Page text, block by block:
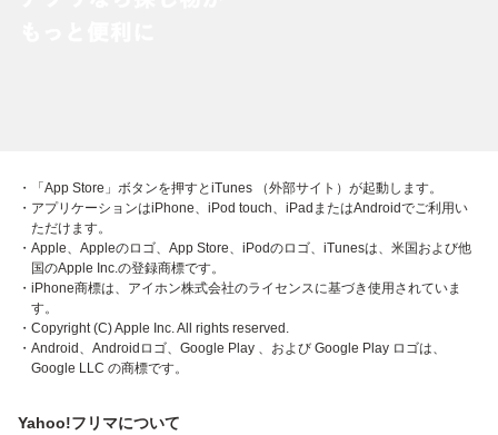
・「App Store」ボタンを押すとiTunes （外部サイト）が起動します。
・アプリケーションはiPhone、iPod touch、iPadまたはAndroidでご利用い
ただけます。
・Apple、Appleのロゴ、App Store、iPodのロゴ、iTunesは、米国および他
国のApple Inc.の登録商標です。
・iPhone商標は、アイホン株式会社のライセンスに基づき使用されていま
す。
・Copyright (C) Apple Inc. All rights reserved.
・Android、Androidロゴ、Google Play 、および Google Play ロゴは、
Google LLC の商標です。
Yahoo!フリマについて